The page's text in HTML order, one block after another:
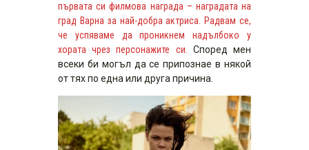
първата си филмова награда – наградата на
град Варна за най-добра актриса. Радвам се,
че успяваме да проникнем надълбоко у
хората чрез персонажите си. Според мен
всеки би могъл да се припознае в някой
от тях по една или друга причина.